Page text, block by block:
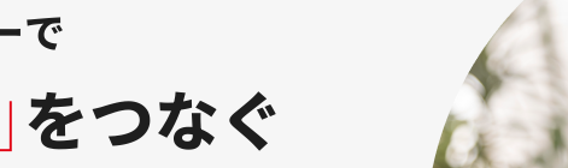
で
｣をつなぐ